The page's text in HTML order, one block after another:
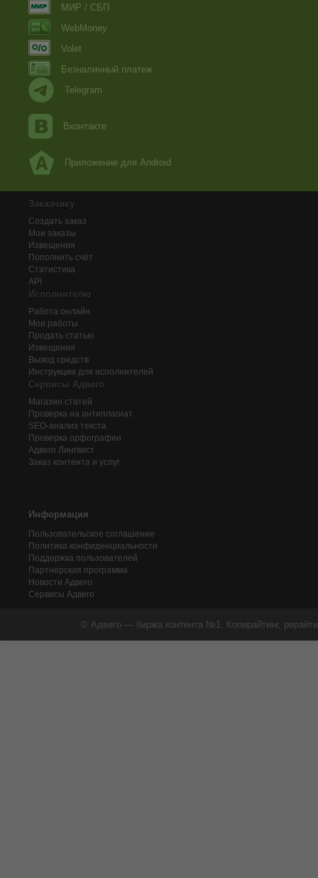
МИР / СБП
WebMoney
Volet
Безналичный платеж
Telegram
Вконтакте
Приложение для Android
Заказчику
Создать заказ
Мои заказы
Извещения
Пополнить счёт
Статистика
API
Исполнителю
Работа онлайн
Мои работы
Продать статью
Извещения
Вывод средств
Инструкции для исполнителей
Сервисы Адвего
Магазин статей
Проверка на антиплагиат
SEO-анализ текста
Проверка орфографии
Адвего Лингвист
Заказ контента и услуг
Информация
Пользовательское соглашение
Политика конфиденциальности
Поддержка пользователей
Партнерская программа
Новости Адвего
Сервисы Адвего
© Адвего — биржа контента №1. Копирайтинг,